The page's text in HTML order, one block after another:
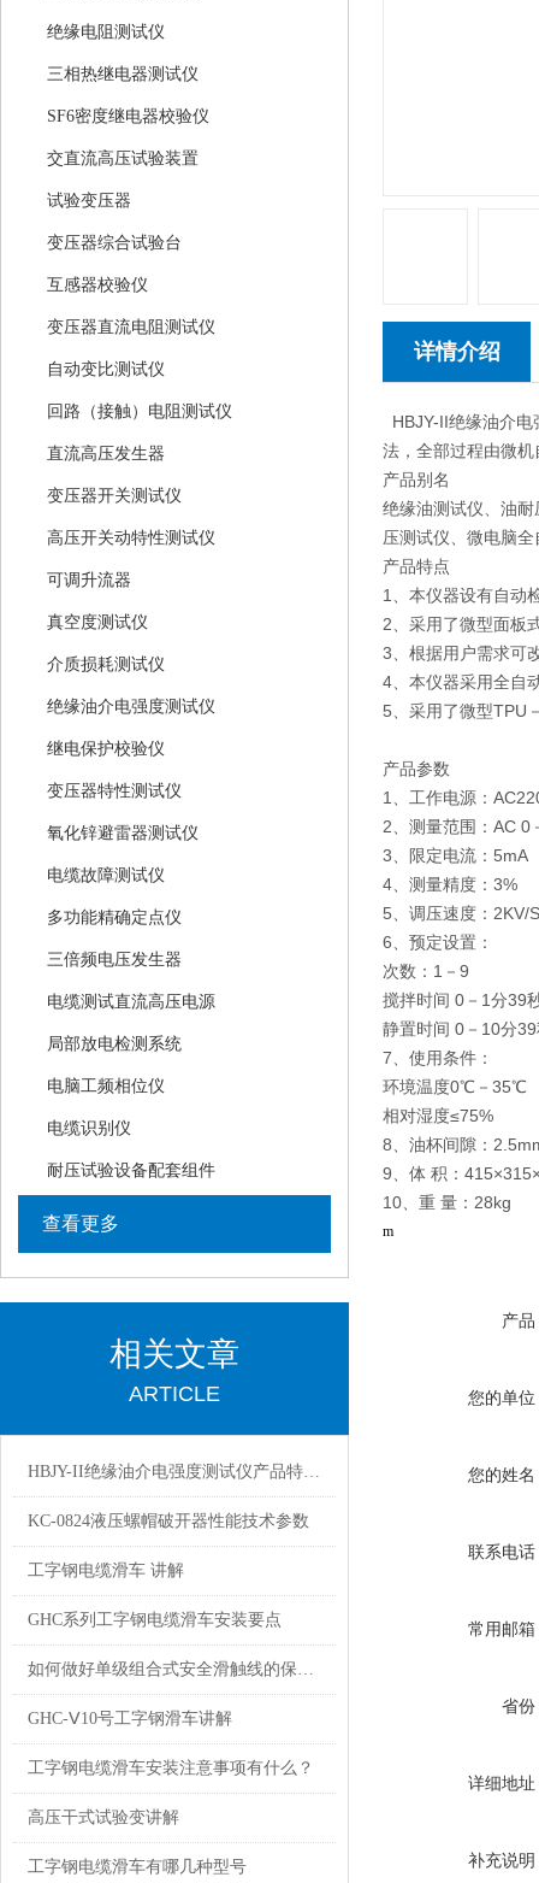
绝缘电阻测试仪
三相热继电器测试仪
SF6密度继电器校验仪
交直流高压试验装置
试验变压器
变压器综合试验台
互感器校验仪
变压器直流电阻测试仪
自动变比测试仪
回路（接触）电阻测试仪
直流高压发生器
变压器开关测试仪
高压开关动特性测试仪
可调升流器
真空度测试仪
介质损耗测试仪
绝缘油介电强度测试仪
继电保护校验仪
变压器特性测试仪
氧化锌避雷器测试仪
电缆故障测试仪
多功能精确定点仪
三倍频电压发生器
电缆测试直流高压电源
局部放电检测系统
电脑工频相位仪
电缆识别仪
耐压试验设备配套组件
查看更多
相关文章
ARTICLE
HBJY-II绝缘油介电强度测试仪产品特点产品参数
KC-0824液压螺帽破开器性能技术参数
工字钢电缆滑车 讲解
GHC系列工字钢电缆滑车安装要点
如何做好单级组合式安全滑触线的保养工作
GHC-Ⅴ10号工字钢滑车讲解
工字钢电缆滑车安装注意事项有什么？
高压干式试验变讲解
工字钢电缆滑车有哪几种型号
详情介绍
HBJY-II绝缘油介
法，全部过程由微
产品别名
绝缘油测试仪、油
压测试仪、微电脑
产品特点
1、本仪器设有自动
2、采用了微型面板
3、根据用户需求可
4、本仪器采用全自
5、采用了微型TPU
产品参数
1、工作电源：
2、测量范围：AC 0
3、限定电流：5mA
4、测量精度：3%
5、调压速度：2KV/
6、预定设置：
次数：1－9
搅拌时间 0－1分39
静置时间 0－10分
7、使用条件：
环境温度0℃－35℃
相对湿度≤75%
8、油杯间隙：
9、体 积：
10、重 量：28kg
m
产品
您的单位
您的姓名
联系电话
常用邮箱
省份
详细地址
补充说明